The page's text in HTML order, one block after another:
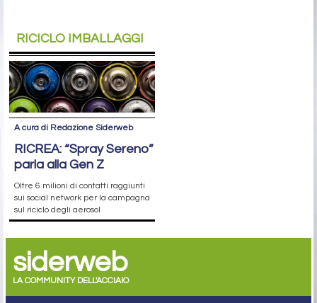
RICICLO IMBALLAGGI
A cura di Redazione Siderweb
RICREA: “Spray Sereno”
parla alla Gen Z
Oltre 6 milioni di contatti raggiunti
sui social network per la campagna
sul riciclo degli aerosol
siderweb
LA COMMUNITY DELL'ACCIAIO